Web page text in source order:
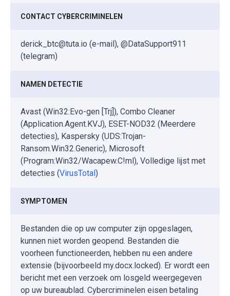
CONTACT CYBERCRIMINELEN
derick_btc@tuta.io (e-mail), @DataSupport911
(telegram)
NAMEN DETECTIE
Avast (Win32:Evo-gen [Trj]), Combo Cleaner
(Application.Agent.KVJ), ESET-NOD32 (Meerdere
detecties), Kaspersky (UDS:Trojan-
Ransom.Win32.Generic), Microsoft
(Program:Win32/Wacapew.C!ml), Volledige lijst met
detecties (VirusTotal )
SYMPTOMEN
Bestanden die op uw computer zijn opgeslagen,
kunnen niet worden geopend. Bestanden die
voorheen functioneerden, hebben nu een andere
extensie (bijvoorbeeld my.docx.locked). Er wordt een
bericht met een verzoek om losgeld weergegeven
op uw bureaublad. Cybercriminelen eisen betaling